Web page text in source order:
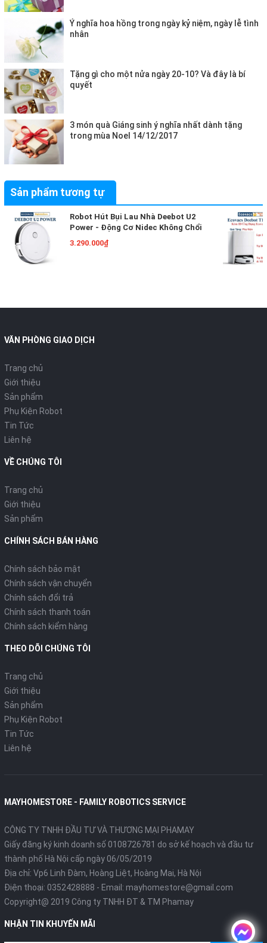
Ý nghĩa hoa hồng trong ngày kỷ niệm, ngày lễ tình
nhân
Tặng gì cho một nửa ngày 20-10? Và đây là bí
quyết
3 món quà Giáng sinh ý nghĩa nhất dành tặng
trong mùa Noel 14/12/2017
Sản phẩm tương tự
Robot Hút Bụi Lau Nhà Deebot U2
Power - Động Cơ Nidec Không Chổi
Than Của Nhật Bản [Chính Hãng
Ecovacs] Released 09/2020
3.290.000₫
VĂN PHÒNG GIAO DỊCH
Trang chủ
Giới thiệu
Sản phẩm
Phụ Kiện Robot
Tin Tức
Liên hệ
VỀ CHÚNG TÔI
Trang chủ
Giới thiệu
Sản phẩm
CHÍNH SÁCH BÁN HÀNG
Chính sách bảo mật
Chính sách vận chuyển
Chính sách đổi trả
Chính sách thanh toán
Chính sách kiểm hàng
THEO DÕI CHÚNG TÔI
Trang chủ
Giới thiệu
Sản phẩm
Phụ Kiện Robot
Tin Tức
Liên hệ
MAYHOMESTORE - FAMILY ROBOTICS SERVICE
CÔNG TY TNHH ĐẦU TƯ VÀ THƯƠNG MẠI PHAMAY
Giấy đăng ký kinh doanh số 0108726781 do sở kế hoạch và đầu tư
thành phố Hà Nội cấp ngày 06/05/2019
Địa chỉ: Vp6 Linh Đàm, Hoàng Liệt, Hoàng Mai, Hà Nội
Điện thoại: 0352428888 - Email: mayhomestore@gmail.com
Copyright@ 2019 Công ty TNHH ĐT & TM Phamay
NHẬN TIN KHUYẾN MÃI